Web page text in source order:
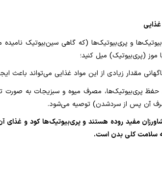
و پری‌بیوتیک‌ها (که گاهی سین‌بیوتیک نامیده
موز (پری‌بیوتیک) میل کنید؛
مقدار زیادی از این مواد غذایی می‌تواند باعث
حفظ پری‌بیوتیک‌ها، مصرف میوه و سبزیجات به صورت
آن پس از سردشدن) توصیه می‌شود.
مفید روده هستند و پری‌بیوتیک‌ها کود و
سلامت کلی بدن است.